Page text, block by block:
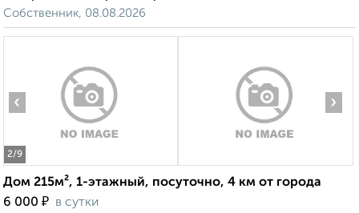
Собственник, 08.08.2026
2/9
‹ ›
Дом 215м², 1-этажный, посуточно, 4 км от города
6 000 ₽ в сутки